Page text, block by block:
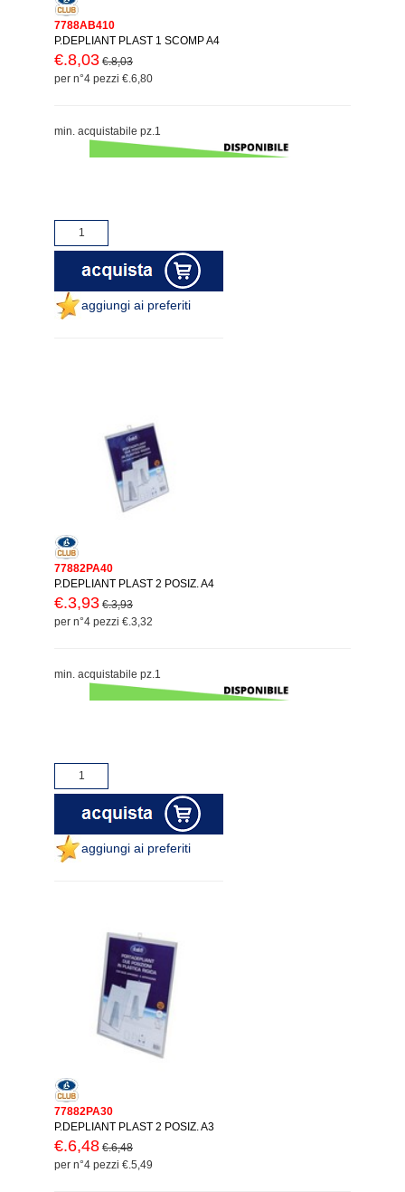
7788AB410
P.DEPLIANT PLAST 1 SCOMP A4
€.8,03 €.8,03
per n°4 pezzi €.6,80
min. acquistabile pz.1
aggiungi ai preferiti
77882PA40
P.DEPLIANT PLAST 2 POSIZ. A4
€.3,93 €.3,93
per n°4 pezzi €.3,32
min. acquistabile pz.1
aggiungi ai preferiti
77882PA30
P.DEPLIANT PLAST 2 POSIZ. A3
€.6,48 €.6,48
per n°4 pezzi €.5,49